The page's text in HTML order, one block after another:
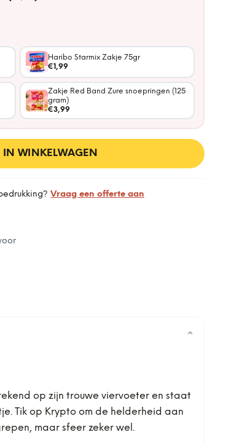
Haribo Starmix Zakje 75gr
€1,99
Zakje Red Band Zure snoepringen (125
gram)
€3,99
IN WINKELWAGEN
Vraag een offerte aan
⌄
op zijn trouwe viervoeter en staat
Tik op Krypto om de helderheid aan
maar sfeer zeker wel.